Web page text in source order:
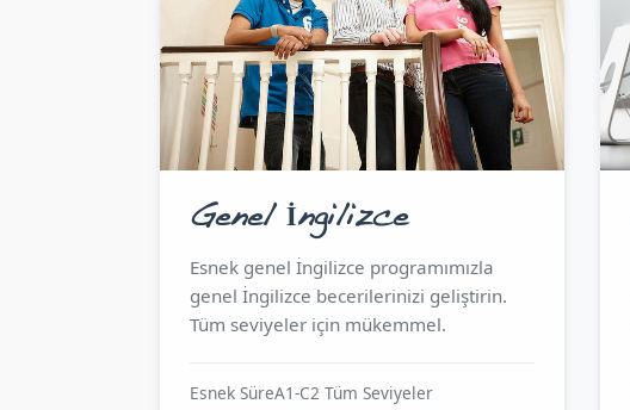
Genel İngilizce
Esnek genel İngilizce programımızla
genel İngilizce becerilerinizi geliştirin.
Tüm seviyeler için mükemmel.
Esnek SüreA1-C2 Tüm Seviyeler